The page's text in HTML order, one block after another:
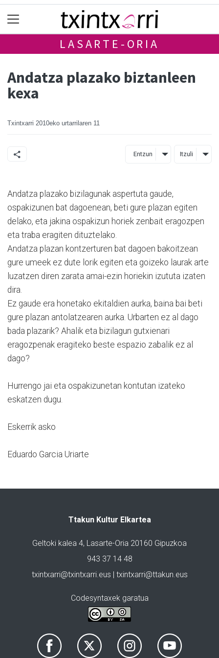
LASARTE-ORIA
Andatza plazako biztanleen
kexa
Txintxarri 2010eko urtarrilaren 11
Entzun Itzuli
Andatza plazako bizilagunak aspertuta gaude,
ospakizunen bat dagoenean, beti gure plazan egiten
delako, eta jakina ospakizun horiek zenbait eragozpen
eta traba eragiten dituztelako.
Andatza plazan kontzerturen bat dagoen bakoitzean
gure umeek ez dute lorik egiten eta goizeko laurak arte
luzatzen diren zarata amai-ezin horiekin izututa izaten
dira.
Ez gaude era honetako ekitaldien aurka, baina bai beti
gure plazan antolatzearen aurka. Urbarten ez al dago
bada plazarik? Ahalik eta bizilagun gutxienari
eragozpenak eragiteko beste espazio zabalik ez al
dago?
Hurrengo jai eta ospakizunetan kontutan izateko
eskatzen dugu.
Eskerrik asko
Eduardo Garcia Uriarte
Ttakun Kultur Elkartea
Geltoki kalea 4, Lasarte-Oria 20160 Gipuzkoa
943 37 14 48
txintxarri@txintxarri.eus | txintxarri@ttakun.eus
Codesyntaxek garatua